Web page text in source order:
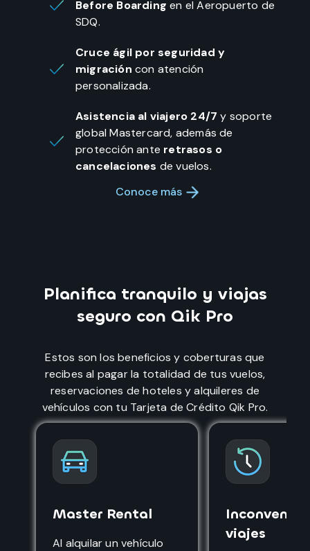
Before Boardingen el Aeropuerto de
SDQ.
Cruce ágil por seguridad y
migración con atención
personalizada.
Asistencia al viajero 24/7y soporte
global Mastercard, además de
protección ante retrasos o
cancelaciones de vuelos.
Conoce más
Planifica tranquilo y viajas
seguro con Qik Pro
Estos son los beneficios y coberturas que
recibes al pagar la totalidad de tus vuelos,
reservaciones de hoteles y alquileres de
vehículos con tu Tarjeta de Crédito Qik Pro.
Master Rental
Al alquilar un vehículo
viajes